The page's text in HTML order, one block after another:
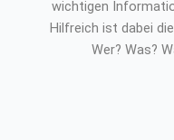
wichtigen
Hilfreich ist dabei
Wer? Was?